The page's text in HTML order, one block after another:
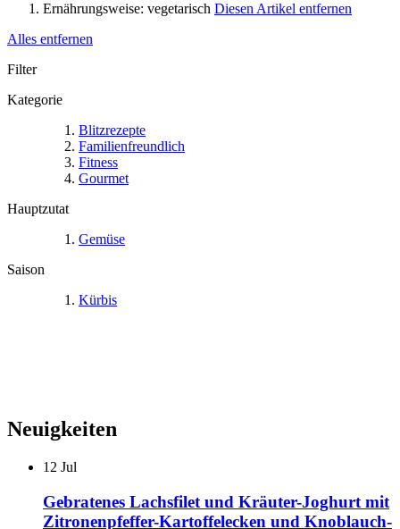
Ernährungsweise: vegetarisch Diesen Artikel entfernen
Alles entfernen
Filter
Kategorie
Blitzrezepte
Familienfreundlich
Fitness
Gourmet
Hauptzutat
Gemüse
Saison
Kürbis
Neuigkeiten
12 Jul
Gebratenes Lachsfilet und Kräuter-Joghurt mit
Zitronenpfeffer-Kartoffelecken und Knoblauch-